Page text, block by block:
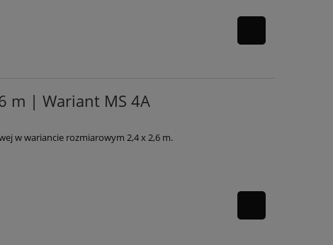
m | Wariant MS 4A
w wariancie rozmiarowym 2,4 x 2,6 m.